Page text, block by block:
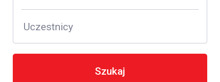
Uczestnicy
Szukaj